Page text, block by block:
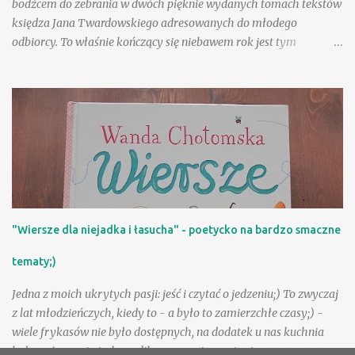
bodźcem do zebrania w dwóch pięknie wydanych tomach tekstów
księdza Jana Twardowskiego adresowanych do młodego
odbiorcy. To właśnie kończący się niebawem rok jest tym
od jego urodzin. Choć nie ma Go wśród nas, jednak w pewnym
sensie jest obecny - właśnie dzięki temu, co wyszło spod jego
pióra. Miałam tę niewątpliwą przyjemność być na dwóch
spotkaniach autorskich z księdzem Janem Twardowskim.
Skromny, cichy, jakby zawstydzony tłumem, który zebrał się, by
posłuchać jego wierszy, czytał je niegłośno, a wszyscy w skupieniu
słuchali, na twarzach pojawiały się uśmiechy, ocierano łzy,
zasłuchani i zauroczeni zawsze chcieliśmy, by ta chwila trwała. A
przychodził z tomikiem do podpisania czy też takowy nabywał -
chciało się bowiem prz...
"Wiersze dla niejadka i łasucha" - poetycko na bardzo smaczne
tematy;)
Jedna z moich ukrytych pasji: jeść i czytać o jedzeniu;) To zwyczaj
z lat młodzieńczych, kiedy to - a było to zamierzchłe czasy;) -
wiele frykasów nie było dostępnych, na dodatek u nas kuchnia
była pożywna i nieskomplikowana, więc czytanie